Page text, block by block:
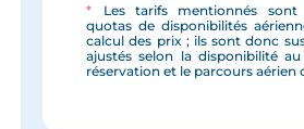
*
Les tarifs mentionnés sont
quotas de disponibilités
calcul des prix ; ils sont donc
ajustés selon la disponibilité
réservation et le parcours aérien